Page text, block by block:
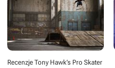
Recenzje Tony Hawk’s Pro Skater